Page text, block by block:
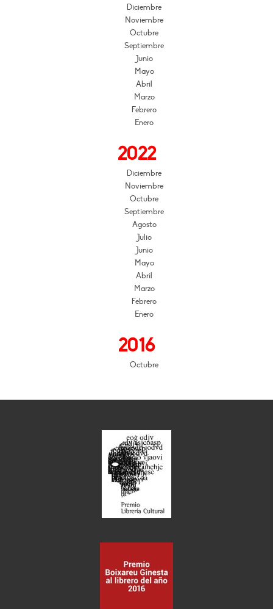
Diciembre
Noviembre
Octubre
Septiembre
Junio
Mayo
Abril
Marzo
Febrero
Enero
2022
Diciembre
Noviembre
Octubre
Septiembre
Agosto
Julio
Junio
Mayo
Abril
Marzo
Febrero
Enero
2016
Octubre